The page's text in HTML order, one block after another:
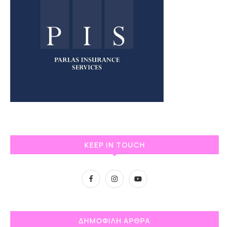
KEEP IN TOUCH
ΔΗΜΟΦΙΛΗ ΑΡΘΡΑ